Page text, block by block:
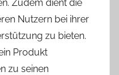
Zudem dient die
Nutzern bei ihrer
zu bieten.
Produkt
zu seinen